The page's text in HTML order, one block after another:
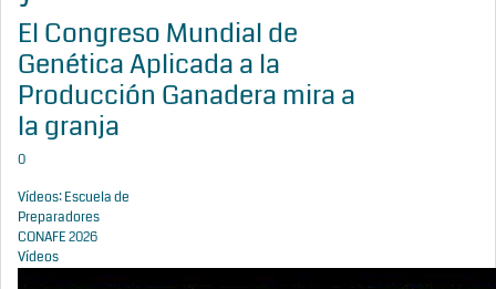
El Congreso Mundial de
Genética Aplicada a la
Producción Ganadera mira a
la granja
0
Vídeos: Escuela de
Preparadores
CONAFE 2026
Vídeos